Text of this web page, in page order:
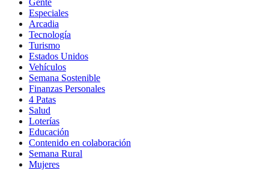
Especiales
Arcadia
Tecnología
Turismo
Estados Unidos
Vehículos
Semana Sostenible
Finanzas Personales
4 Patas
Salud
Loterías
Educación
Contenido en colaboración
Semana Rural
Mujeres